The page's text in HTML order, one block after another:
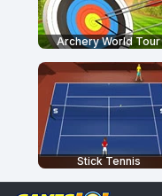
Archery World Tour
Stick Tennis